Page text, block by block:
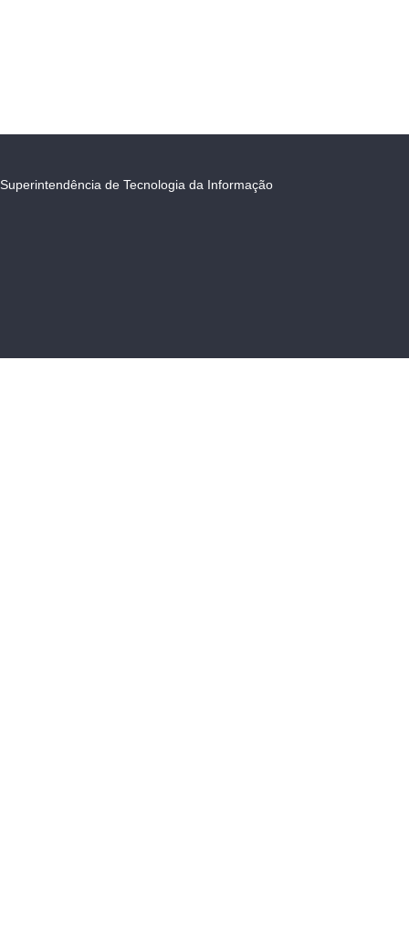
Superintendência de Tecnologia da Informação